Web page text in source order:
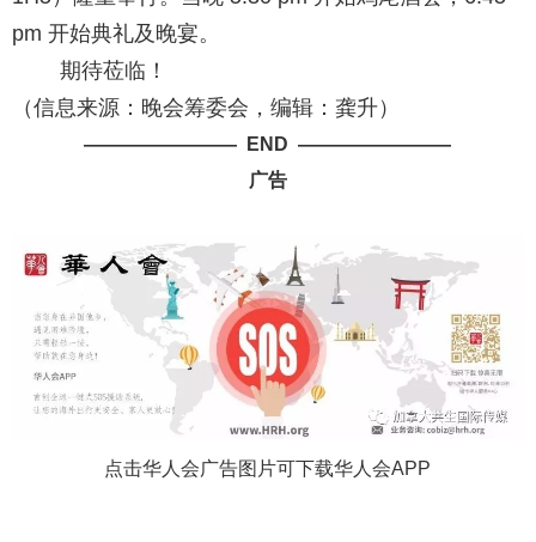
pm 开始典礼及晚宴。
期待莅临！
（信息来源：晚会筹委会，编辑：龚升）
———————— END ————————
广告
点击华人会广告图片可下载华人会APP